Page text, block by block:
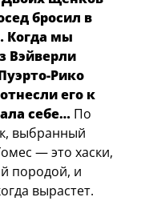
бросил в
Когда мы
Вэйверли
Рико
его к
себе… По
выбранный
— это хаски,
породой, и
вырастет.